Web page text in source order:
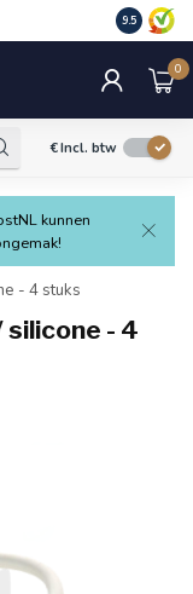
9.5
0
€Incl. btw
kunnen
- 4 stuks
silicone - 4